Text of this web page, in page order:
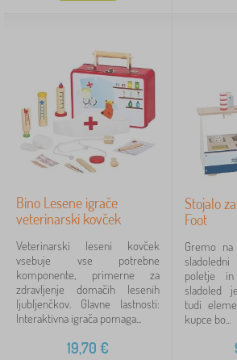
Bino Lesene igrače
veterinarski kovček
Veterinarski leseni kovček
vsebuje vse potrebne
komponente, primerne za
zdravljenje domačih lesenih
ljubljenčkov. Glavne lastnosti:
Interaktivna igrača pomaga...
19,70 €
Stojalo
Foot
Gremo
poletje
sladoled
tudi
kupce bo...